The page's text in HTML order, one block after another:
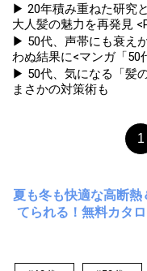
▶ 20年積み重ねた研究
大人髪の魅力を再発見
▶ 50代、声帯にも衰え
わぬ結果に<マンガ「50
▶ 50代、気になる「髪
まさかの対策術も
1
夏も冬も快適な高断
てられる！無料カタ